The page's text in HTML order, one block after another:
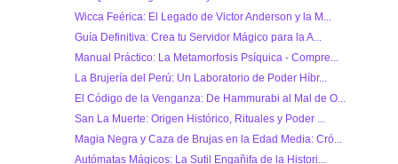
Wicca Feérica: El Legado de Victor Anderson y la M...
Guía Definitiva: Crea tu Servidor Mágico para la A...
Manual Práctico: La Metamorfosis Psíquica - Compre...
La Brujería del Perú: Un Laboratorio de Poder Híbr...
El Código de la Venganza: De Hammurabi al Mal de O...
San La Muerte: Origen Histórico, Rituales y Poder ...
Magia Negra y Caza de Brujas en la Edad Media: Cró...
Autómatas Mágicos: La Sutil Engañifa de la Histori...